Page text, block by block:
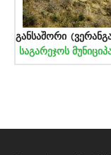
განსაშორი
საგარეჯოს